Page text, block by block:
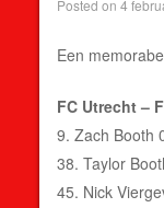
Posted on 4
Een
FC Utrecht –
9. Zach Booth
38. Taylor
45. Nick